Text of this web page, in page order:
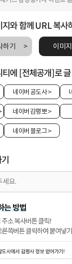
와 함께 URL 복사
하기 이미
에 [전체공개]로
네이버 공도사>
네이버 감평뽀>
네이버 블로그>